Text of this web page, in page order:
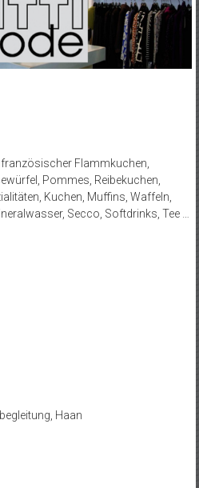
Flammkuchen,
Pommes, Reibekuchen,
Kuchen, Muffins, Waffeln,
Secco, Softdrinks, Tee …
Haan